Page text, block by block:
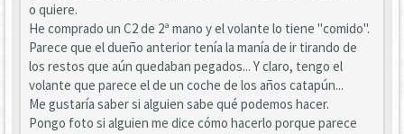
o quiere.
He comprado un C2 de 2ª mano y el volante lo tiene "comido".
Parece que el dueño anterior tenía la manía de ir tirando de
los restos que aún quedaban pegados... Y claro, tengo el
volante que parece el de un coche de los años catapún...
Me gustaría saber si alguien sabe qué podemos hacer.
Pongo foto si alguien me dice cómo hacerlo porque parece